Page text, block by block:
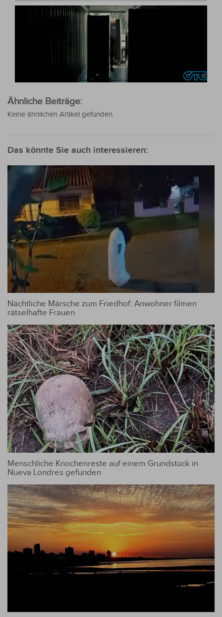
Ähnliche Beiträge:
Keine ähnlichen Artikel gefunden.
Das könnte Sie auch interessieren:
Nächtliche Märsche zum Friedhof: Anwohner filmen
rätselhafte Frauen
Menschliche Knochenreste auf einem Grundstück in
Nueva Londres gefunden